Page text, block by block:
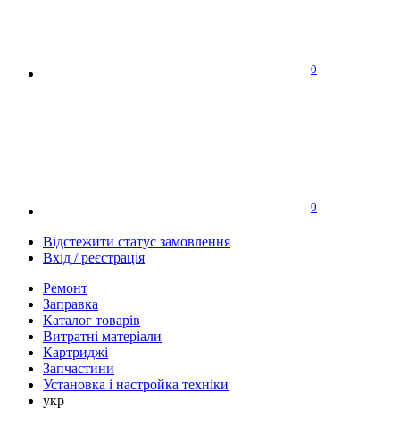
0
0
Відстежити статус замовлення
Вхід / реєстрація
Ремонт
Заправка
Каталог товарів
Витратні матеріали
Картриджі
Запчастини
Установка і настройка техніки
укр